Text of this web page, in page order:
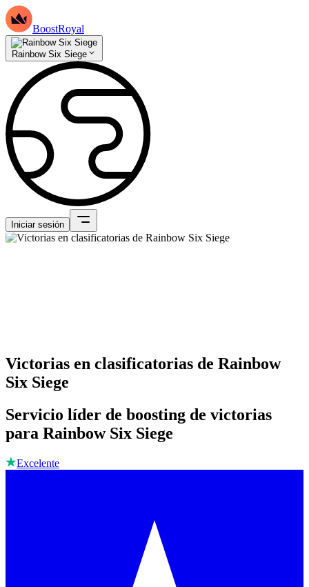
BoostRoyal
Rainbow Six Siege
Iniciar sesión
Victorias en clasificatorias de Rainbow
Six Siege
Servicio líder de boosting de victorias
para Rainbow Six Siege
Excelente